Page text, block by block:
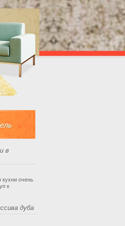
в
кухни очень
к
дуба